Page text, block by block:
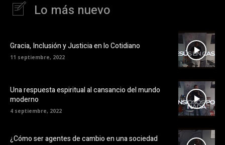
Lo más nuevo
Gracia, Inclusión y Justicia en lo Cotidiano
11 septiembre, 2022
Una respuesta espiritual al cansancio del mundo
moderno
4 septiembre, 2022
¿Cómo ser agentes de cambio en una sociedad